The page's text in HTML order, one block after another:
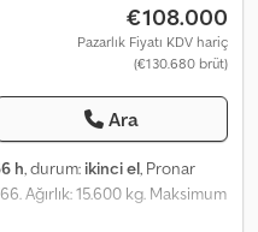
€108.000
Pazarlık Fiyatı KDV hariç
(€130.680 brüt)
Ara
h, durum: ikinci el, Pronar
Ağırlık: 15.600 kg. Maksimum
CE sertifikalı makine. Aks